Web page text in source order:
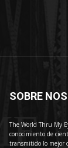
SOBRE
The World Thru My
conocimiento de
transmitido lo mejor